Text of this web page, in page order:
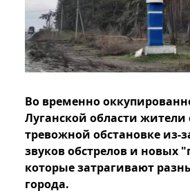
Во временно
Луганской области
тревожной обстановке из-
звуков обстрелов и новых
которые затрагивают
города.